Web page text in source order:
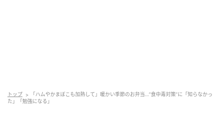
トップ
「ハムやかまぼこも加熱して」暖かい季節のお弁当…“食中毒対策”に「知らなかっ
た」「勉強になる」